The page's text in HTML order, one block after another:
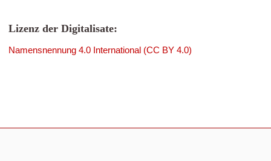
Lizenz der Digitalisate:
Namensnennung 4.0 International (CC BY 4.0)